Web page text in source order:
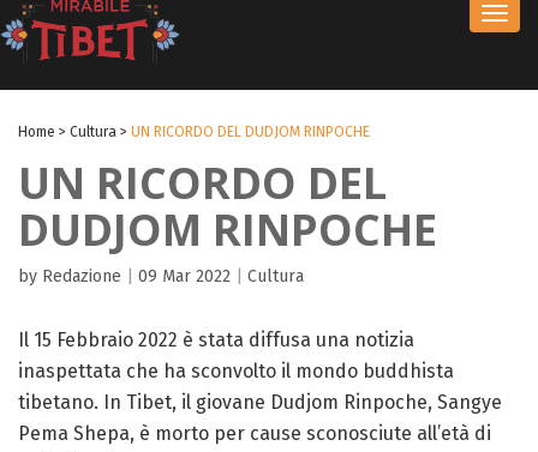
Home > Cultura > UN RICORDO DEL DUDJOM RINPOCHE
UN RICORDO DEL
DUDJOM RINPOCHE
by Redazione 09 Mar 2022 Cultura
Il 15 Febbraio 2022 è stata diffusa una notizia
inaspettata che ha sconvolto il mondo buddhista
tibetano. In Tibet, il giovane Dudjom Rinpoche, Sangye
Pema Shepa, è morto per cause sconosciute all’età di